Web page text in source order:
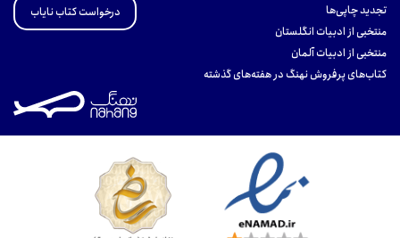
تجدید چاپی‌ها
منتخبی از ادبیات انگلستان
منتخبی از ادبیات آلمان
کتاب‌های پرفروش نهنگ در هفته‌های گذشته
درخواست کتاب نایاب